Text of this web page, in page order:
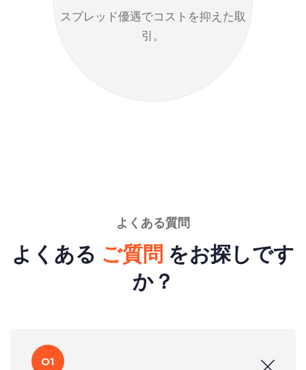
スプレッド優遇でコストを抑えた取
引。
よくある質問
よくある ご質問 をお探しです
か？
01